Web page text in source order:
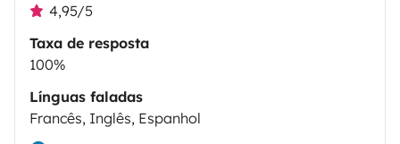
4,95/5
Taxa de resposta
100%
Línguas faladas
Francês, Inglês, Espanhol